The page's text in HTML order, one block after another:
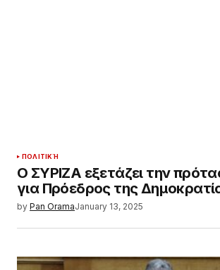
ΠΟΛΙΤΙΚΉ
Ο ΣΥΡΙΖΑ εξετάζει την
για Πρόεδρος της
by Pan OramaJanuary 13, 2025